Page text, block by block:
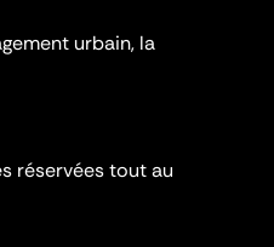
urbain, la
réservées tout au